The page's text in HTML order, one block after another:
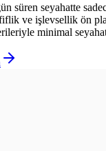
süren seyahatte
ve işlevsellik ön
minimal